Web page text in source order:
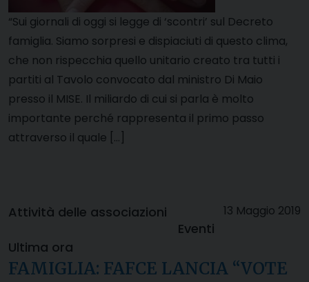
“Sui giornali di oggi si legge di ‘scontri’ sul Decreto
famiglia. Siamo sorpresi e dispiaciuti di questo clima,
che non rispecchia quello unitario creato tra tutti i
partiti al Tavolo convocato dal ministro Di Maio
presso il MISE. Il miliardo di cui si parla è molto
importante perché rappresenta il primo passo
attraverso il quale […]
13 Maggio 2019
Attività delle associazioni
Eventi
Ultima ora
FAMIGLIA: FAFCE LANCIA “VOTE